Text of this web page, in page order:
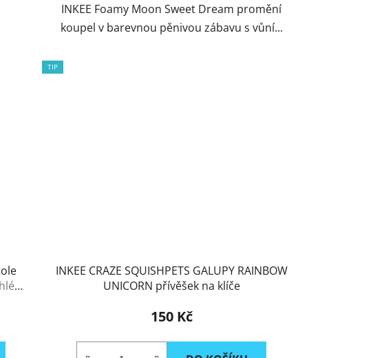
INKEE Foamy Moon Sweet Dream promění
koupel v barevnou pěnivou zábavu s vůní...
TIP
INKEE CRAZE SQUISHPETS GALUPY RAINBOW
UNICORN přívěšek na klíče
150 Kč